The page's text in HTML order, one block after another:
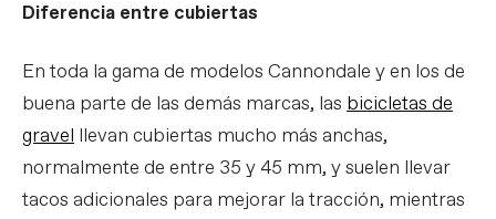
Diferencia entre cubiertas
En toda la gama de modelos Cannondale y en los de
buena parte de las demás marcas, las bicicletas de
gravel llevan cubiertas mucho más anchas,
normalmente de entre 35 y 45 mm, y suelen llevar
tacos adicionales para mejorar la tracción, mientras